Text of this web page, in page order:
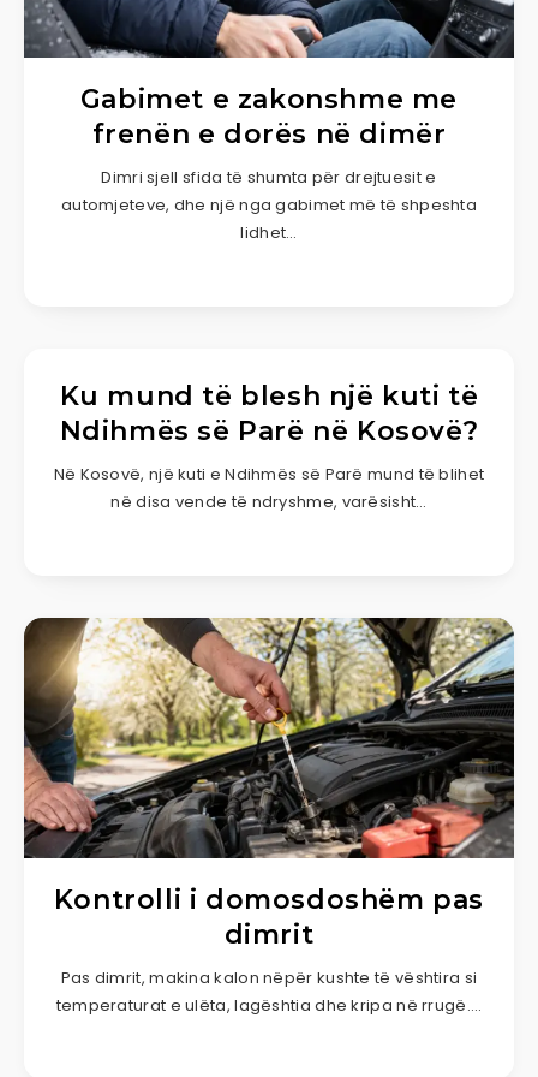
Gabimet e zakonshme me
frenën e dorës në dimër
Dimri sjell sfida të shumta për drejtuesit e
automjeteve, dhe një nga gabimet më të shpeshta
lidhet…
Ku mund të blesh një kuti të
Ndihmës së Parë në Kosovë?
Në Kosovë, një kuti e Ndihmës së Parë mund të blihet
në disa vende të ndryshme, varësisht…
Kontrolli i domosdoshëm pas
dimrit
Pas dimrit, makina kalon nëpër kushte të vështira si
temperaturat e ulëta, lagështia dhe kripa në rrugë….